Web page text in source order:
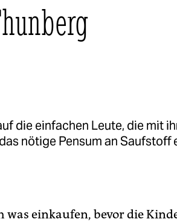
die einfachen Leute, die mit
nötige Pensum an Saufstoff
was einkaufen, bevor die